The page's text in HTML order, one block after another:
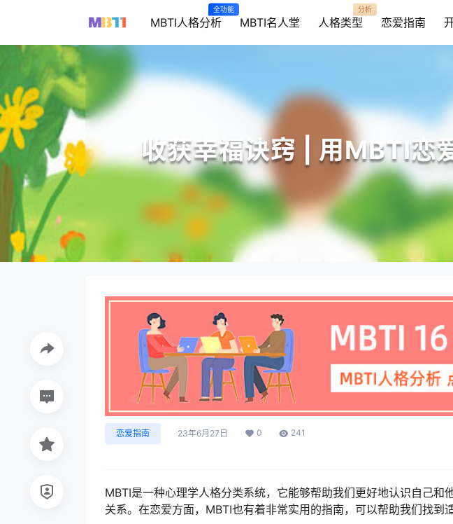
MBTI人格分析
全功能
MBTI名人堂 人格类型
分析
恋爱指南
收获幸福诀窍 | 用MBTI恋
恋爱指南 23年6月27日 0 241
MBTI是一种心理学人格分类系统，它能够帮助我们更好地认识自己和
关系。在恋爱方面，MBTI也有着非常实用的指南，可以帮助我们找到